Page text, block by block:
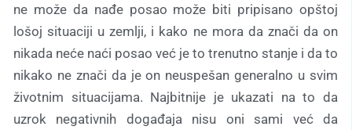
ne može da nađe posao može biti pripisano opštoj
lošoj situaciji u zemlji, i kako ne mora da znači da on
nikada neće naći posao već je to trenutno stanje i da to
nikako ne znači da je on neuspešan generalno u svim
životnim situacijama. Najbitnije je ukazati na to da
uzrok negativnih događaja nisu oni sami već da